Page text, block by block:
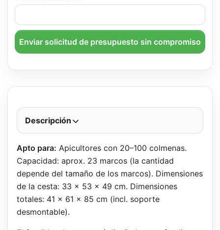
Enviar solicitud de presupuesto sin compromiso
Descripción
Apto para: Apicultores con 20–100 colmenas.
Capacidad: aprox. 23 marcos (la cantidad
depende del tamaño de los marcos). Dimensiones
de la cesta: 33 × 53 × 49 cm. Dimensiones
totales: 41 × 61 × 85 cm (incl. soporte
desmontable).